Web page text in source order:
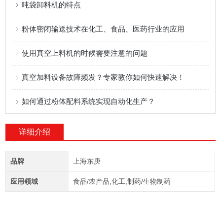
吨袋卸料机的特点
粉体密闭输送技术在化工、食品、医药行业的应用
使用真空上料机的时候需要注意的问题
真空加料设备故障频发？专家教你如何快速解决！
如何通过粉体配料系统实现自动化生产？
详细介绍
品牌 上海东庚
应用领域 食品/农产品,化工,制药/生物制药